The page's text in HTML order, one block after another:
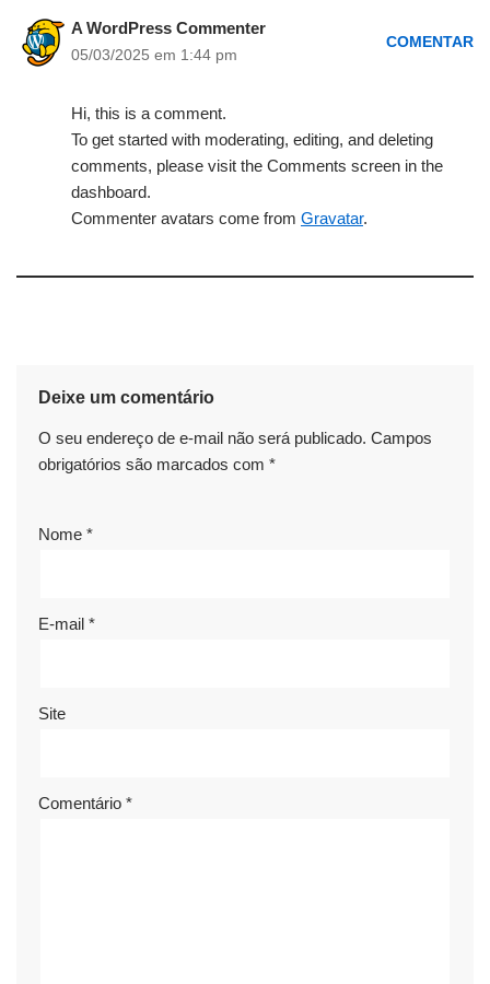
A WordPress Commenter
05/03/2025 em 1:44 pm
COMENTAR
Hi, this is a comment.
To get started with moderating, editing, and deleting
comments, please visit the Comments screen in the
dashboard.
Commenter avatars come from Gravatar.
Deixe um comentário
O seu endereço de e-mail não será publicado. Campos
obrigatórios são marcados com *
Nome *
E-mail *
Site
Comentário *